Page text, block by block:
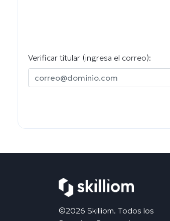
Verificar titular (ingresa el correo):
©2026 Skilliom. Todos los